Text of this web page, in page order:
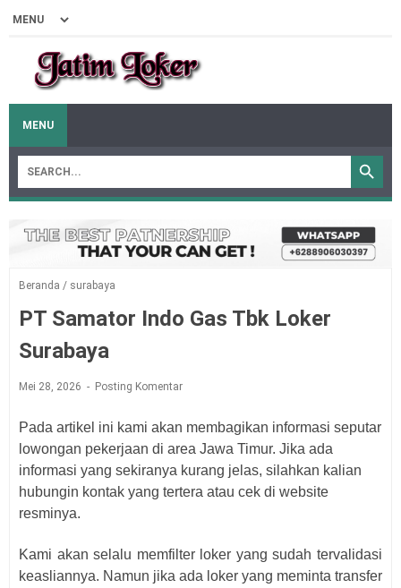
MENU
Beranda / surabaya
PT Samator Indo Gas Tbk Loker
Surabaya
Mei 28, 2026 Posting Komentar
Pada artikel ini kami akan membagikan informasi seputar
lowongan pekerjaan di area Jawa Timur. Jika ada
informasi yang sekiranya kurang jelas, silahkan kalian
hubungin kontak yang tertera atau cek di website
resminya.
Kami akan selalu memfilter loker yang sudah tervalidasi
keasliannya. Namun jika ada loker yang meminta transfer